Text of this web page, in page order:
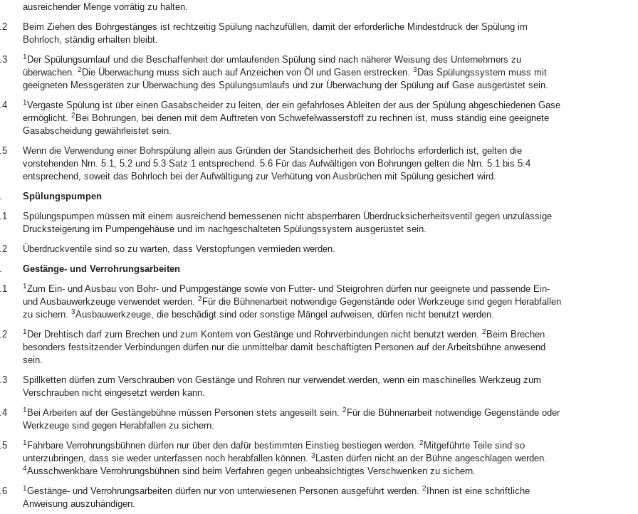
ausreichender Menge vorrätig zu halten.
Beim Ziehen des Bohrgestänges ist rechtzeitig Spülung nachzufüllen, damit der erforderliche Mindestdruck der Spülung im
Bohrloch, ständig erhalten bleibt.
1 Der Spülungsumlauf und die Beschaffenheit der umlaufenden Spülung sind nach näherer Weisung des Unternehmers zu
überwachen. 2 Die Überwachung muss sich auch auf Anzeichen von Öl und Gasen erstrecken. 3 Das Spülungssystem muss mit
geeigneten Messgeräten zur Überwachung des Spülungsumlaufs und zur Überwachung der Spülung auf Gase ausgerüstet sein.
1Vergaste Spülung ist über einen Gasabscheider zu leiten, der ein gefahrloses Ableiten der aus der Spülung abgeschiedenen Gase
ermöglicht. 2 Bei Bohrungen, bei denen mit dem Auftreten von Schwefelwasserstoff zu rechnen ist, muss ständig eine geeignete
Gasabscheidung gewährleistet sein.
Wenn die Verwendung einer Bohrspülung allein aus Gründen der Standsicherheit des Bohrlochs erforderlich ist, gelten die
vorstehenden Nrn. 5.1, 5.2 und 5.3 Satz 1 entsprechend. 5.6 Für das Aufwältigen von Bohrungen gelten die Nrn. 5.1 bis 5.4
entsprechend, soweit das Bohrloch bei der Aufwältigung zur Verhütung von Ausbrüchen mit Spülung gesichert wird.
Spülungspumpen
Spülungspumpen müssen mit einem ausreichend bemessenen nicht absperrbaren Überdrucksicherheitsventil gegen unzulässige
Drucksteigerung im Pumpengehäuse und im nachgeschalteten Spülungssystem ausgerüstet sein.
Überdruckventile sind so zu warten, dass Verstopfungen vermieden werden.
Gestänge- und Verrohrungsarbeiten
1Zum Ein- und Ausbau von Bohr- und Pumpgestänge sowie von Futter- und Steigrohren dürfen nur geeignete und passende Ein-
und Ausbauwerkzeuge verwendet werden. 2 Für die Bühnenarbeit notwendige Gegenstände oder Werkzeuge sind gegen Herabfallen
zu sichern. 3Ausbauwerkzeuge, die beschädigt sind oder sonstige Mängel aufweisen, dürfen nicht benutzt werden.
1 Der Drehtisch darf zum Brechen und zum Kontern von Gestänge und Rohrverbindungen nicht benutzt werden. 2 Beim Brechen
besonders festsitzender Verbindungen dürfen nur die unmittelbar damit beschäftigten Personen auf der Arbeitsbühne anwesend
sein.
Spillketten dürfen zum Verschrauben von Gestänge und Rohren nur verwendet werden, wenn ein maschinelles Werkzeug zum
Verschrauben nicht eingesetzt werden kann.
1 Bei Arbeiten auf der Gestängebühne müssen Personen stets angeseilt sein. 2 Für die Bühnenarbeit notwendige Gegenstände oder
Werkzeuge sind gegen Herabfallen zu sichern.
1 Fahrbare Verrohrungsbühnen dürfen nur über den dafür bestimmten Einstieg bestiegen werden. 2 Mitgeführte Teile sind so
unterzubringen, dass sie weder unterfassen noch herabfallen können. 3 Lasten dürfen nicht an der Bühne angeschlagen werden.
4Ausschwenkbare Verrohrungsbühnen sind beim Verfahren gegen unbeabsichtigtes Verschwenken zu sichern.
1Gestänge- und Verrohrungsarbeiten dürfen nur von unterwiesenen Personen ausgeführt werden. 2
Ihnen ist eine schriftliche
Anweisung auszuhändigen.